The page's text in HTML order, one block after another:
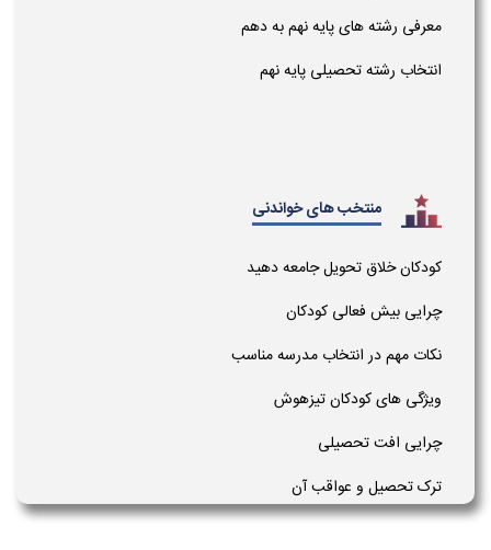
معرفی رشته های پایه نهم به دهم
انتخاب رشته تحصیلی پایه نهم
منتخب های خواندنی
کودکان خلاق تحویل جامعه دهید
چرایی بیش فعالی کودکان
نکات مهم در انتخاب مدرسه مناسب
ویژگی های کودکان تیزهوش
چرایی افت تحصیلی
ترک تحصیل و عواقب آن